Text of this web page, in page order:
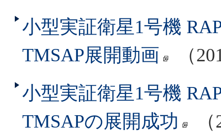
小型実証衛星1号機
TMSAP展開動画
（
小型実証衛星1号機
TMSAPの展開成功
（